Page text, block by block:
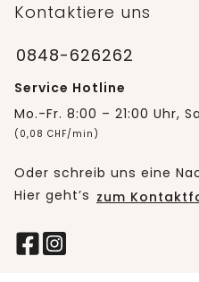
Kontaktiere uns
0848-626262
Service Hotline
Mo.-Fr. 8:00 – 21:00 Uhr,
(0,08 CHF/min)
Oder schreib uns eine
Hier geht’s zum